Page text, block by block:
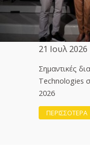
21 Ιουλ 2026
Σημαντικές
Technologies
2026
ΠΕΡΙΣΣΟΤΕΡΑ